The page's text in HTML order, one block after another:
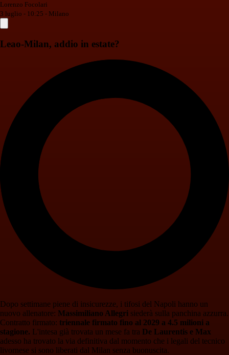
Lorenzo Focolari
3 luglio - 10:25 - Milano
Leao-Milan, addio in estate?
Dopo settimane piene di insicurezze, i tifosi del Napoli hanno un
nuovo allenatore: Massimiliano Allegri siederà sulla panchina azzurra.
Contratto firmato: triennale firmato fino al 2029 a 4.5 milioni a
stagione. L'intesa già trovata un mese fa tra De Laurentis e Max
adesso ha trovato la via definitiva dal momento che i legali del tecnico
livornese si sono liberati dal Milan senza buonuscita.